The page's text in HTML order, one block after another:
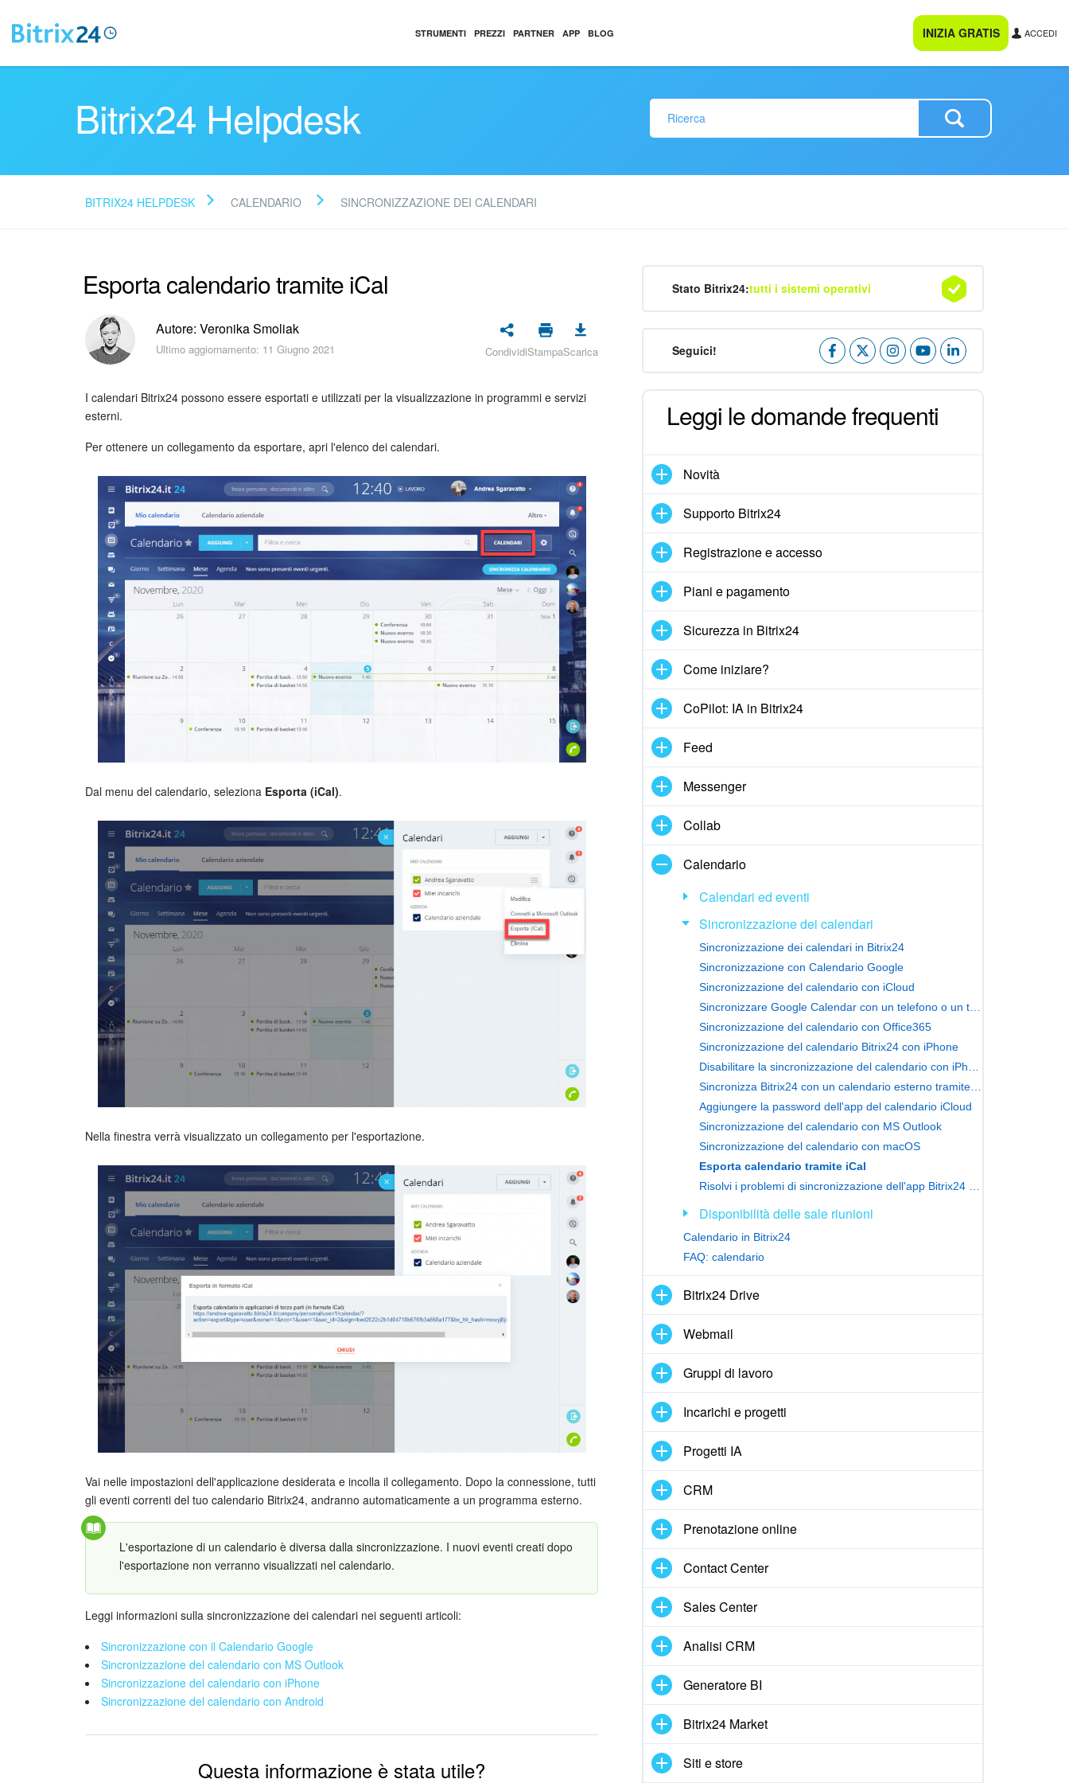
STRUMENTI PREZZI PARTNER APP BLOG INIZIA GRATIS ACCEDI
Bitrix24 Helpdesk
BITRIX24 HELPDESK CALENDARIO SINCRONIZZAZIONE DEI CALENDARI
Esporta calendario tramite iCal
Autore: Veronika Smoliak
Ultimo aggiornamento: 11 Giugno 2021 CondividiStampaScarica
I calendari Bitrix24 possono essere esportati e utilizzati per la visualizzazione in programmi e servizi
esterni.
Per ottenere un collegamento da esportare, apri l'elenco dei calendari.
Dal menu del calendario, seleziona Esporta (iCal).
Nella finestra verrà visualizzato un collegamento per l'esportazione.
Vai nelle impostazioni dell'applicazione desiderata e incolla il collegamento. Dopo la connessione, tutti
gli eventi correnti del tuo calendario Bitrix24, andranno automaticamente a un programma esterno.
L'esportazione di un calendario è diversa dalla sincronizzazione. I nuovi eventi creati dopo
l'esportazione non verranno visualizzati nel calendario.
Leggi informazioni sulla sincronizzazione dei calendari nei seguenti articoli:
Sincronizzazione con il Calendario Google
Sincronizzazione del calendario con MS Outlook
Sincronizzazione del calendario con iPhone
Sincronizzazione del calendario con Android
Questa informazione è stata utile?
Stato Bitrix24:tutti i sistemi operativi
Seguici!
Leggi le domande frequenti
Novità
Supporto Bitrix24
Registrazione e accesso
Piani e pagamento
Sicurezza in Bitrix24
Come iniziare?
CoPilot: IA in Bitrix24
Feed
Messenger
Collab
Calendario
Calendari ed eventi
Sincronizzazione dei calendari
Sincronizzazione dei calendari in Bitrix24
Sincronizzazione con Calendario Google
Sincronizzazione del calendario con iCloud
Sincronizzazione del calendario con Office365
Sincronizzazione del calendario Bitrix24 con iPhone
Aggiungere la password dell'app del calendario iCloud
Sincronizzazione del calendario con MS Outlook
Sincronizzazione del calendario con macOS
Esporta calendario tramite iCal
Disponibilità delle sale riunioni
Calendario in Bitrix24
FAQ: calendario
Bitrix24 Drive
Webmail
Gruppi di lavoro
Incarichi e progetti
Progetti IA
CRM
Prenotazione online
Contact Center
Sales Center
Analisi CRM
Generatore BI
Bitrix24 Market
Siti e store